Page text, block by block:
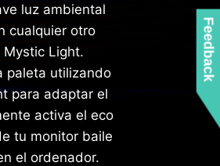
luz ambiental
cualquier otro
Light.
paleta utilizando
para adaptar el
activa el eco
tu monitor baile
el ordenador.
Feedback